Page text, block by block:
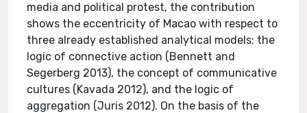
media and political protest, the contribution
shows the eccentricity of Macao with respect to
three already established analytical models: the
logic of connective action (Bennett and
Segerberg 2013), the concept of communicative
cultures (Kavada 2012), and the logic of
aggregation (Juris 2012). On the basis of the